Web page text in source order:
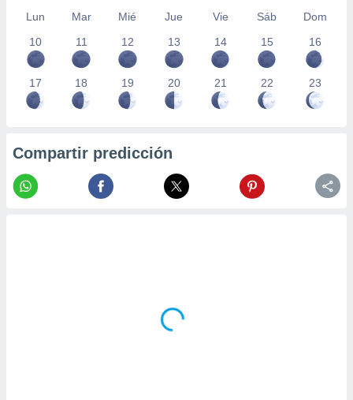
Lun Mar Mié Jue Vie Sáb
Dom
10
11 12 13 14 15 16
17 18 19 20 21 22 23
Compartir predicción